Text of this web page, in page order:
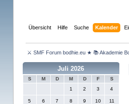
Übersicht Hilfe Suche Kalender
⚔ SMF Forum bodhie.eu ★ 📚 Akademie
Juli 2026
S M D M D F
S
1
2 3 4
5 6 7 8 9 10 11